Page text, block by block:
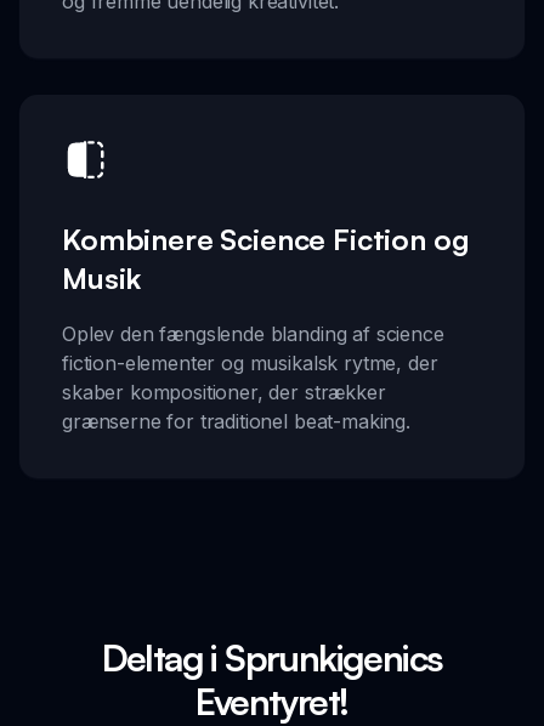
Kombinere Science Fiction og
Musik
Oplev den fængslende blanding af science
fiction-elementer og musikalsk rytme, der
skaber kompositioner, der strækker
grænserne for traditionel beat-making.
Deltag i Sprunkigenics
Eventyret!